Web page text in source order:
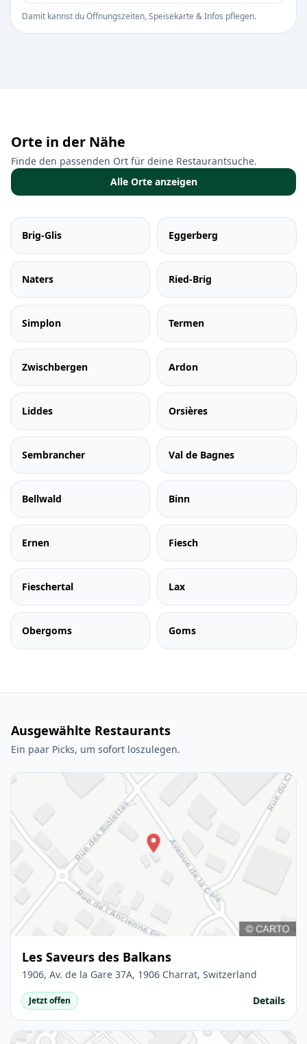
Damit kannst du Öffnungszeiten, Speisekarte & Infos pflegen.
Orte in der Nähe
Finde den passenden Ort für deine Restaurantsuche.
Alle Orte anzeigen
Brig-Glis Eggerberg
Naters Ried-Brig
Simplon Termen
Zwischbergen Ardon
Liddes Orsières
Sembrancher Val de Bagnes
Bellwald Binn
Ernen Fiesch
Fieschertal Lax
Obergoms Goms
Ausgewählte Restaurants
Ein paar Picks, um sofort loszulegen.
Les Saveurs des Balkans
1906, Av. de la Gare 37A, 1906 Charrat, Switzerland
Jetzt offen Details